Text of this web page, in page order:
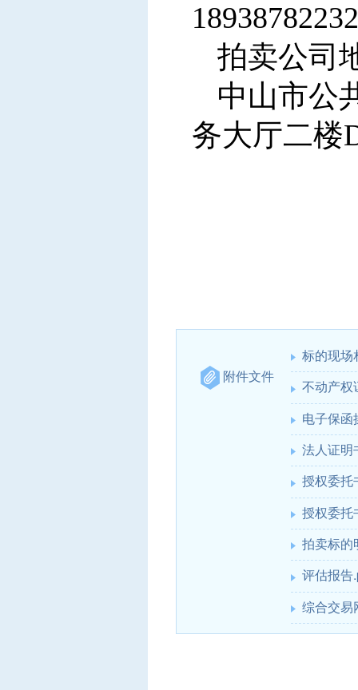
拍卖公司
中山市公
务大厅二楼
附件文件
标的现场
不动产权
电子保
法人证明
授权委托
授权委托
拍卖标的
评估报告
综合交易